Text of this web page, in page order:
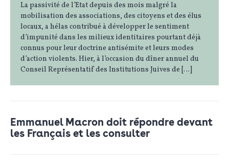
La passivité de l’Etat depuis des mois malgré la
mobilisation des associations, des citoyens et des élus
locaux, a hélas contribué à développer le sentiment
d’impunité dans les milieux identitaires pourtant déjà
connus pour leur doctrine antisémite et leurs modes
d’action violents. Hier, à l’occasion du dîner annuel du
Conseil Représentatif des Institutions Juives de […]
Emmanuel Macron doit répondre devant
les Français et les consulter